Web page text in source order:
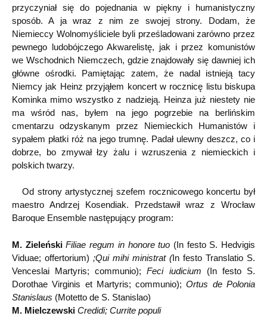
przyczyniał się do pojednania w piękny i humanistyczny
sposób. A ja wraz z nim ze swojej strony. Dodam, że
Niemieccy Wolnomyśliciele byli prześladowani zarówno przez
pewnego ludobójczego Akwarelistę, jak i przez komunistów
we Wschodnich Niemczech, gdzie znajdowały się dawniej ich
główne ośrodki. Pamiętając zatem, że nadal istnieją tacy
Niemcy jak Heinz przyjąłem koncert w rocznicę listu biskupa
Kominka mimo wszystko z nadzieją. Heinza już niestety nie
ma wśród nas, byłem na jego pogrzebie na berlińskim
cmentarzu odzyskanym przez Niemieckich Humanistów i
sypałem płatki róż na jego trumnę. Padał ulewny deszcz, co i
dobrze, bo zmywał łzy żalu i wzruszenia z niemieckich i
polskich twarzy.
Od strony artystycznej szefem rocznicowego koncertu był
maestro Andrzej Kosendiak. Przedstawił wraz z Wrocław
Baroque Ensemble następujący program:
M. ZieleńskiFiliae regum in honore tuo (In festo S. Hedvigis
Viduae; offertorium) ;Qui mihi ministrat (In festo Translatio S.
Venceslai Martyris; communio);Feci iudicium (In festo S.
Dorothae Virginis et Martyris; communio);Ortus de Polonia
Stanislaus (Motetto de S. Stanislao)
M. Mielczewski Credidi; Currite populi